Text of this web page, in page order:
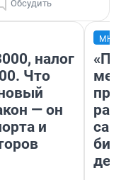
Обсудить
налог
Что
— он
и